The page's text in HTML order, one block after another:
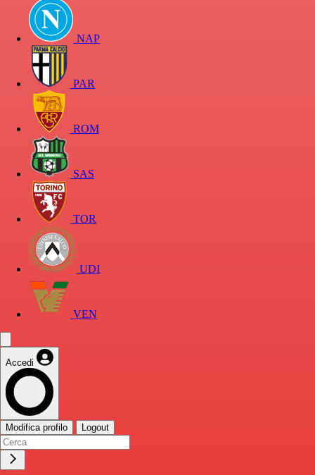
NAP
PAR
ROM
SAS
TOR
UDI
VEN
Accedi
Modifica profilo Logout